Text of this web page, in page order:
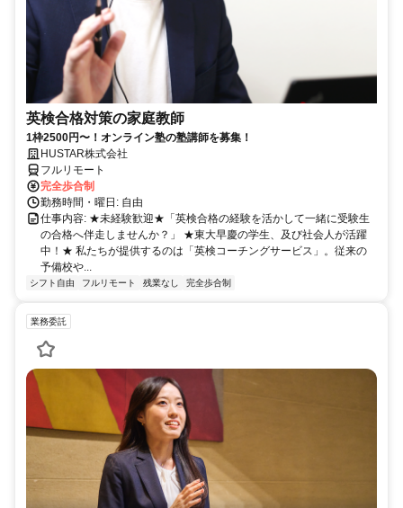
英検合格対策の家庭教師
1枠2500円〜！オンライン塾の塾講師を募集！
HUSTAR株式会社
フルリモート
完全歩合制
勤務時間・曜日: 自由
仕事内容: ★未経験歓迎★「英検合格の経験を活かして一緒に受験生
の合格へ伴走しませんか？」 ★東大早慶の学生、及び社会人が活躍
中！★ 私たちが提供するのは「英検コーチングサービス」。従来の
予備校や...
シフト自由 フルリモート 残業なし 完全歩合制
業務委託